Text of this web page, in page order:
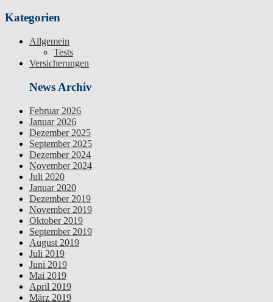
Kategorien
Allgemein
Tests
Versicherungen
News Archiv
Februar 2026
Januar 2026
Dezember 2025
September 2025
Dezember 2024
November 2024
Juli 2020
Januar 2020
Dezember 2019
November 2019
Oktober 2019
September 2019
August 2019
Juli 2019
Juni 2019
Mai 2019
April 2019
März 2019